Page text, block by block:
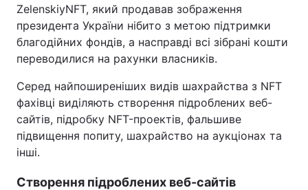
ZelenskiyNFT, який продавав зображення
президента України нібито з метою підтримки
благодійних фондів, а насправді всі зібрані кошти
переводилися на рахунки власників.
Серед найпоширеніших видів шахрайства з NFT
фахівці виділяють створення підроблених веб-
сайтів, підробку NFT-проектів, фальшиве
підвищення попиту, шахрайство на аукціонах та
інші.
Створення підроблених веб-сайтів